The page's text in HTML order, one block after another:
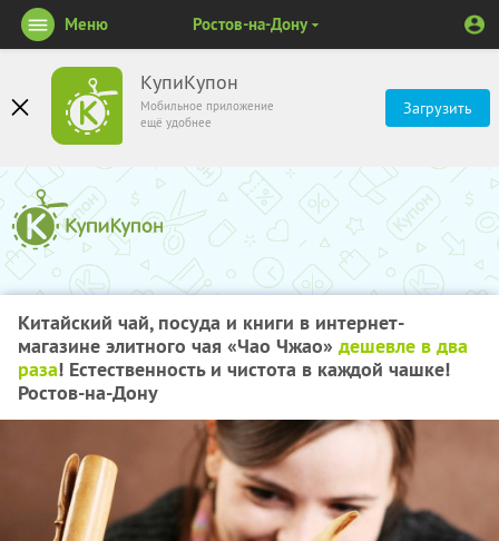
КупиКупон
Мобильное приложение
ещё удобнее
Загрузить
Меню Ростов-на-Дону
Китайский чай, посуда и книги в интернет-
магазине элитного чая «Чао Чжао» дешевле в два
раза! Естественность и чистота в каждой чашке!
Ростов-на-Дону